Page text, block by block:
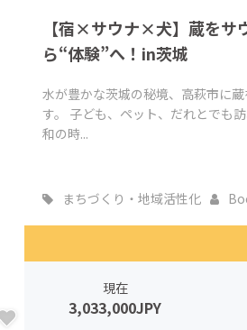
【宿×サウナ×犬】蔵をサ
ら“体験”へ！in茨城
水が豊かな茨城の秘境、高萩市に
す。 子ども、ペット、だれとでも
和の時...
まちづくり・地域活性化
現在
3,033,000JPY